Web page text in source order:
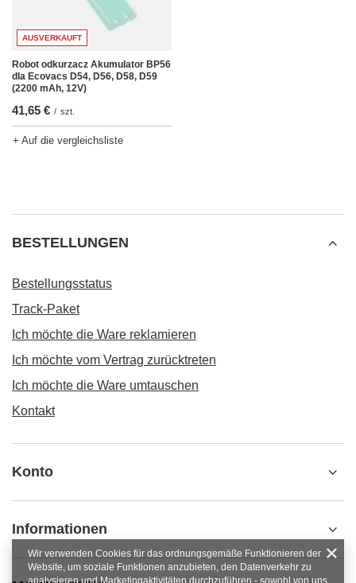
AUSVERKAUFT
Robot odkurzacz Akumulator BP56
dla Ecovacs D54, D56, D58, D59
(2200 mAh, 12V)
41,65 € / szt.
+ Auf die vergleichsliste
BESTELLUNGEN
Bestellungsstatus
Track-Paket
Ich möchte die Ware reklamieren
Ich möchte vom Vertrag zurücktreten
Ich möchte die Ware umtauschen
Kontakt
Konto
Informationen
Wir verwenden Cookies für das ordnungsgemäße Funktionieren der
Website, um soziale Funktionen anzubieten, den Datenverkehr zu
analysieren und Marketingaktivitäten durchzuführen - sowohl von uns